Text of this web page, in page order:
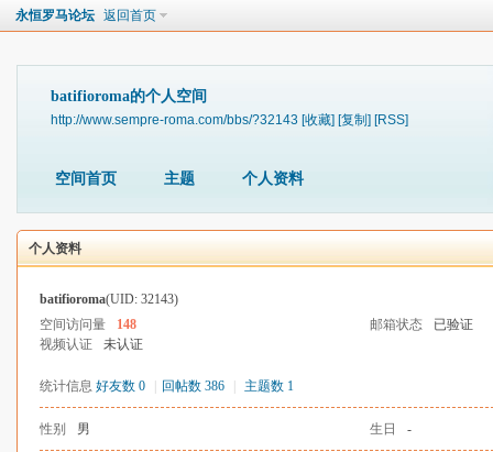
永恒罗马论坛 返回首页
batifioroma的个人空间
http://www.sempre-roma.com/bbs/?32143 [收藏] [复制] [RSS]
空间首页 主题 个人资料
个人资料
batifioroma(UID: 32143)
空间访问量
148 邮箱状态
已验证
视频认证
未认证
统计信息 好友数 0 回帖数 386 主题数 1
性别 男 生日 -